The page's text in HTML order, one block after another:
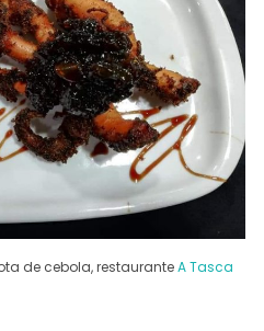
de cebola, restauranteA Tasca